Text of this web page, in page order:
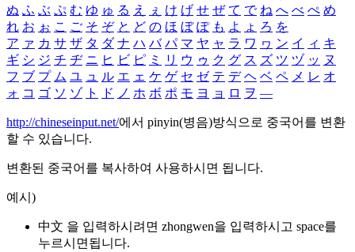
ぬ ふ ぶ ぷ む ゆ ゅ る え ぇ け げ せ ぜ て で ね へ べ ぺ め
れ お ぉ こ ご そ ぞ と ど の ほ ぼ ぽ も よ ょ ろ を
ア ァ カ サ ザ タ ダ ナ ハ バ パ マ ヤ ャ ラ ワ ヮ ン イ ィ キ
ギ シ ジ チ ヂ ニ ヒ ビ ピ ミ リ ウ ゥ ク グ ス ズ ツ ヅ ッ ヌ
フ ブ プ ム ユ ュ ル エ ェ ケ ゲ セ ゼ テ デ ヘ ベ ペ メ レ オ
ォ コ ゴ ソ ゾ ト ド ノ ホ ボ ポ モ ヨ ョ ロ ヲ ―
http://chineseinput.net/에서 pinyin(병음)방식으로 중국어를 변환
할 수 있습니다.
변환된 중국어를 복사하여 사용하시면 됩니다.
예시)
中文 을 입력하시려면 zhongwen을 입력하시고 space를
누르시면됩니다.